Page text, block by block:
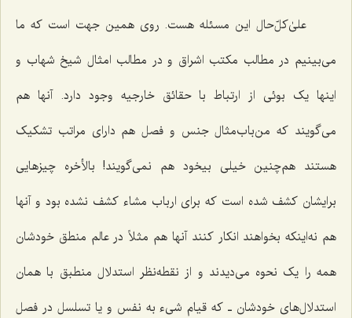
علىٰ‌کلّ‌حال این مسئله هست. روی همین جهت است که ما
مى‌بینیم در مطالب مکتب اشراق و در مطالب امثال شیخ شهاب و
اینها یک بوئى از ارتباط با حقائق خارجیه وجود دارد. آنها ‌هم
می‌گویند که من‌باب‌مثال جنس و فصل هم داراى مراتب تشکیک
هستند هم‌چنین خیلى بیخود هم نمى‌گویند! بالأخره چیزهایى
برایشان کشف شده است که براى ارباب مشاء کشف نشده بود و آنها
هم نه‌اینکه بخواهند انکار کنند آنها هم مثلاً در عالم منطق خودشان
همه را یک نحوه مى‌دیدند و از نقطه‌نظر استدلال منطبق با همان
استدلال‌های خودشان ـ که قیام شی‌ء به نفس و یا تسلسل در فصل